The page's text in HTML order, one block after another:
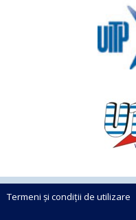
Termeni și condiții de utilizare